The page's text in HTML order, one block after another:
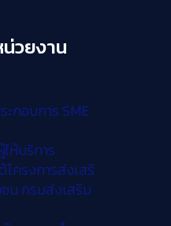
วยงาน
กอบการ SME
ห้บริการ
โครงการส่งเสริ
น กรมส่งเสริม